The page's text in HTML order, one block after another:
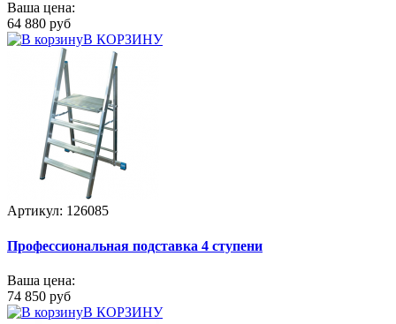
Ваша цена:
64 880 руб
В КОРЗИНУ
Артикул: 126085
Профессиональная подставка 4 ступени
Ваша цена:
74 850 руб
В КОРЗИНУ